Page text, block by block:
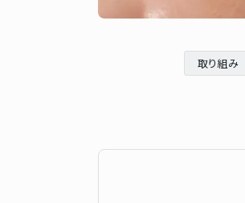
取り組み